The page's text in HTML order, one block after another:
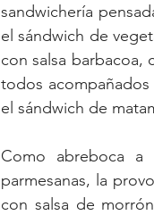
sandwichería
el sándwich de
con salsa barbacoa,
todos
el sándwich de
Como abreboca a
parmesanas, la
con salsa de